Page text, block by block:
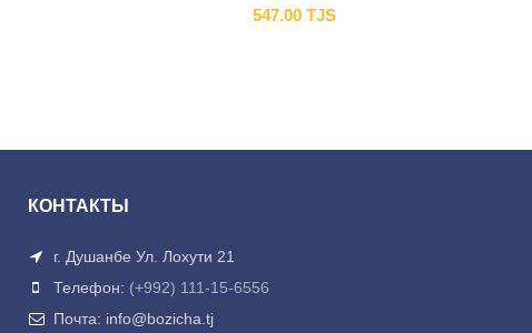
547.00 TJS
КОНТАКТЫ
г. Душанбе Ул. Лохути 21
Телефон: (+992) 111-15-6556
Почта: info@bozicha.tj